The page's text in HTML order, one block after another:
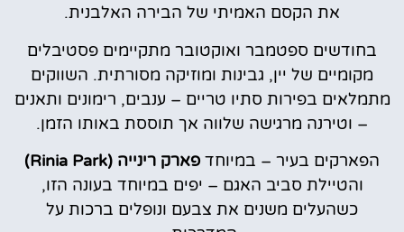
את הקסם האמיתי של הבירה האלבנית.
בחודשים ספטמבר ואוקטובר מתקיימים פסטיבלים
מקומיים של יין, גבינות ומוזיקה מסורתית. השווקים
מתמלאים בפירות סתיו טריים – ענבים, רימונים ותאנים
– וטירנה מרגישה שלווה אך תוססת באותו הזמן.
הפארקים בעיר – במיוחדפארק רינייה (Rinia Park)
והטיילת סביב האגם – יפים במיוחד בעונה הזו,
כשהעלים משנים את צבעם ונופלים ברכות על